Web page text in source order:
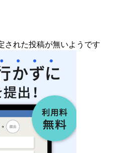
された投稿が無いようです